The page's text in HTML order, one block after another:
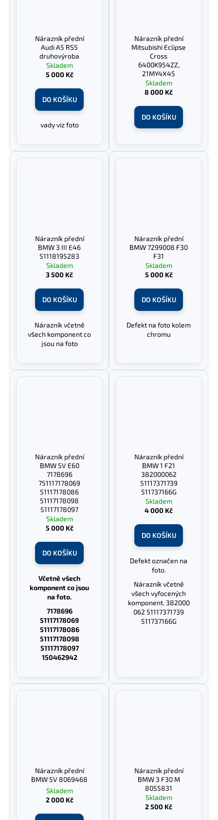
Nárazník přední
Audi A5 RS5
druhovýroba
Skladem
5 000 Kč
DO KOŠÍKU
vady viz foto
Nárazník přední
Mitsubishi Eclipse
Cross
6400K954ZZ,
21MY4X45
Skladem
8 000 Kč
DO KOŠÍKU
Nárazník přední
BMW 3 III E46
51118195283
Skladem
3 500 Kč
DO KOŠÍKU
Nárazník včetně
všech komponent co
jsou na foto
Nárazník přední
BMW 7299008 F30
F31
Skladem
5 000 Kč
DO KOŠÍKU
Defekt na foto kolem
chromu
Nárazník přední
BMW 5V E60
7178696
751117178069
51117178086
51117178098
51117178097
Skladem
5 000 Kč
DO KOŠÍKU
Včetně všech
komponent co jsou
na foto.
7178696
51117178069
51117178086
51117178098
51117178097
150462942
Nárazník přední
BMW 1 F21
382000062
51117371739
511737166G
Skladem
4 000 Kč
DO KOŠÍKU
Defekt označen na
foto.
Nárazník včetně
všech vyfocených
komponent. 382000
062 51117371739
511737166G
Nárazník přední
BMW 5V 8069468
Skladem
2 000 Kč
Nárazník přední
BMW 3 F30 M
8055831
Skladem
2 500 Kč